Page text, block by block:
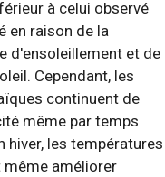
à celui observé
en raison de la
d'ensoleillement et de
Cependant, les
continuent de
même par temps
hiver, les températures
même améliorer